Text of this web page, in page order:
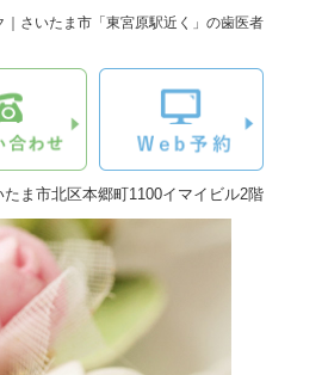
さいたま市「東宮原駅近く」の歯医者
ま市北区本郷町1100イマイビル2階